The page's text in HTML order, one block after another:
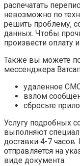
распечатать
невозможно по
решить проблему,
данных. Чтобы
произвести оплату
Также вы можете
мессенджера
удаленное
взлом
сбросьте
Услугу подробных
выполняют
доставки 4-7
отправляется на
виде документа.